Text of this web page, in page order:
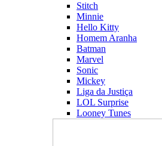
Stitch
Minnie
Hello Kitty
Homem Aranha
Batman
Marvel
Sonic
Mickey
Liga da Justiça
LOL Surprise
Looney Tunes